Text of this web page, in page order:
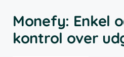
Monefy: Enkel
kontrol over